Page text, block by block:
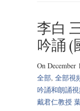
李白
吟誦 (
On December
全部, 全部視
吟誦和朗誦
戴君仁教授